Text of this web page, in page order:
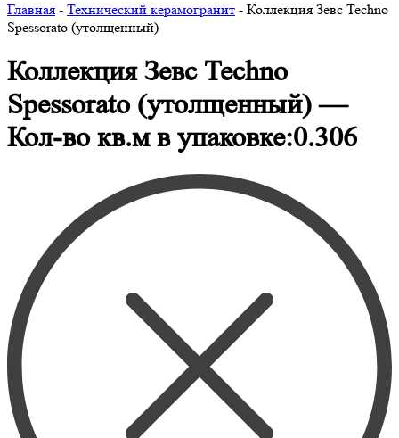
Главная - Технический керамогранит - Коллекция Зевс Techno
Spessorato (утолщенный)
Коллекция Зевс Techno
Spessorato (утолщенный) —
Кол-во кв.м в упаковке:0.306